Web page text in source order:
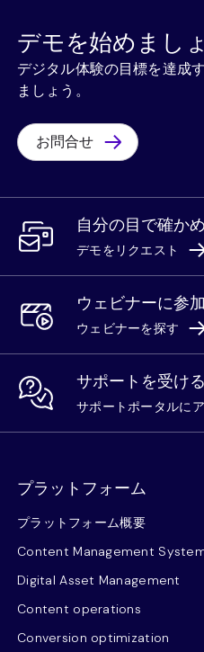
デモを始めまし
デジタル体験の目標を達成
ましょう。
お問合せ
自分の目で確か
デモをリクエスト
ウェビナーに参
ウェビナーを探す
サポートを受ける
サポートポータルに
プラットフォーム
プラットフォーム概要
Content Management
Digital Asset Management
Content operations
Conversion optimization